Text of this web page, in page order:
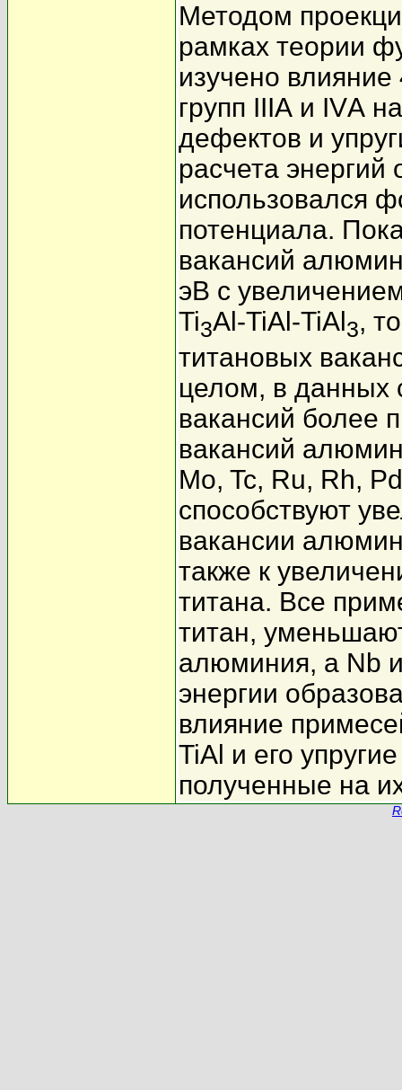
Методом
рамках теории
изучено
групп IIIА и IVА
дефектов и
расчета
использовался
потенциала.
вакансий
эВ с
Ti3Al-TiAl-TiAl3,
титановых
целом, в данных
вакансий более
вакансий
Mo, Tc, Ru, Rh,
способствуют
вакансии
также к
титана. Все
титан,
алюминия, а Nb
энергии
влияние
TiAl и его
полученные на